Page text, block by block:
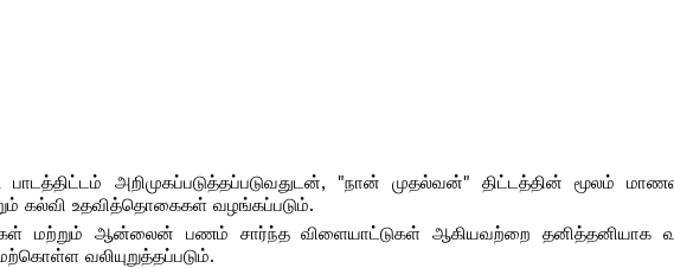
பாடத்திட்டம் அறிமுகப்படுத்தப்படுவதுடன், "நான் முதல்வன்" திட்டத்தின் மூலம்
கல்வி உதவித்தொகைகள் வழங்கப்படும்.
மற்றும் ஆன்லைன் பணம் சார்ந்த விளையாட்டுகள் ஆகியவற்றை தனித்தனியாக
வலியுறுத்தப்படும்.